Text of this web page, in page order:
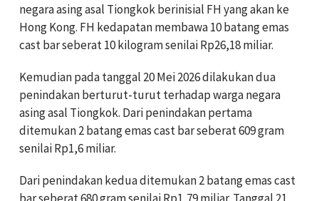
negara asing asal Tiongkok berinisial FH yang akan ke
Hong Kong. FH kedapatan membawa 10 batang emas
cast bar seberat 10 kilogram senilai Rp26,18 miliar.
Kemudian pada tanggal 20 Mei 2026 dilakukan dua
penindakan berturut-turut terhadap warga negara
asing asal Tiongkok. Dari penindakan pertama
ditemukan 2 batang emas cast bar seberat 609 gram
senilai Rp1,6 miliar.
Dari penindakan kedua ditemukan 2 batang emas cast
barseberat 680 gram senilai Rp1,79 miliar. Tanggal 21